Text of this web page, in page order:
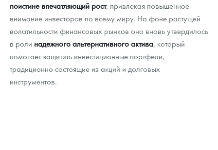
Гарри Поттер
Год Лошади
Флот: ледоколы и корабли
Памятка для работы с монетами из драгметаллов
Условия возврата
Монеты
Политика конфиденциальности
Письмо директору
Пресс-служба
поистине впечатляющий рост, привлекая повышенное
внимание инвесторов по всему миру. На фоне растущей
волатильности финансовых рынков оно вновь утвердилось
в роли надежного альтернативного актива, который
помогает защитить инвестиционные портфели,
традиционно состоящие из акций и долговых
инструментов.